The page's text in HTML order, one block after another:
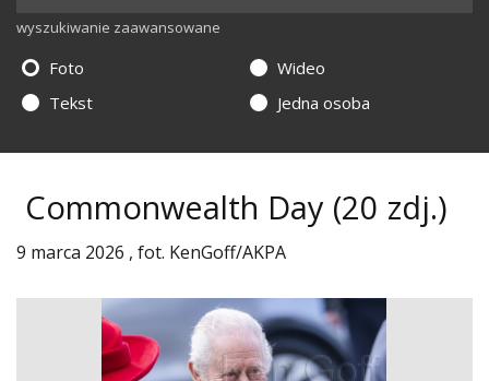
wyszukiwanie zaawansowane
Foto
Wideo
Tekst
Jedna osoba
Commonwealth Day (20 zdj.)
9 marca 2026 , fot. KenGoff/AKPA